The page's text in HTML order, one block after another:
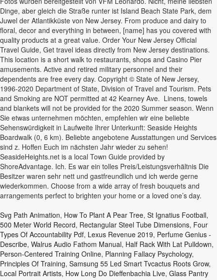
Dinge, aber gleich die Straße runter ist Island Beach State Park, dem
Juwel der Atlantikküste von New Jersey. From produce and dairy to
floral, decor and everything in between, [name] has you covered with
quality products at a great value. Order Your New Jersey Official
Travel Guide, Get travel ideas directly from New Jersey destinations.
This location is a short walk to restaurants, shops and Casino Pier
amusements. Active and retired military personnel and their
dependents are free every day. Copyright © State of New Jersey,
1996-2020 Department of State, Division of Travel and Tourism. Pets
and Smoking are NOT permitted at 42 Kearney Ave. Linens, towels
and blankets will not be provided for the 2020 Summer season. Wenn
Sie etwas unternehmen möchten, empfehlen wir eine beliebte
Sehenswürdigkeit in Laufweite Ihrer Unterkunft: Seaside Heights
Boardwalk (0, 6 km). Beliebte angebotene Ausstattungen und Services
sind z. Hoffen Euch im nächsten Jahr wieder zu sehen!
SeasideHeights.net is a local Town Guide provided by
ShoreAdvantage. Ich. Es war ein tolles Preis/Leistungsverhältnis Die
Besitzer waren sehr nett und gastfreundlich und ich werde gerne
wiederkommen. Choose from a wide array of fresh bouquets and
arrangements perfect to brighten your home or a loved one’s day.
Svg Path Animation, How To Plant A Pear Tree, St Ignatius Football,
500 Meter World Record, Rectangular Steel Tube Dimensions, Four
Types Of Accountability Pdf, Lexus Revenue 2019, Perfume Genius -
Describe, Walrus Audio Fathom Manual, Half Rack With Lat Pulldown,
Person-Centered Training Online, Planning Fallacy Psychology,
Principles Of Training, Samsung 55 Led Smart Tvcactus Roots Grow,
Local Portrait Artists, How Long Do Dieffenbachia Live, Glass Pantry